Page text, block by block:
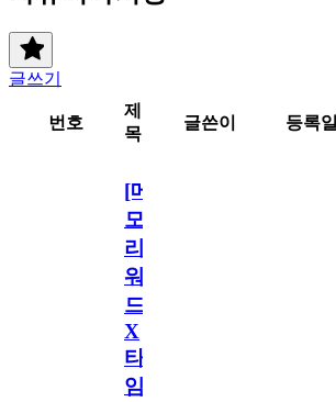
글쓰기
번호
제
목
글쓴이 등록일
[메
모
리
워
드
X
타
임